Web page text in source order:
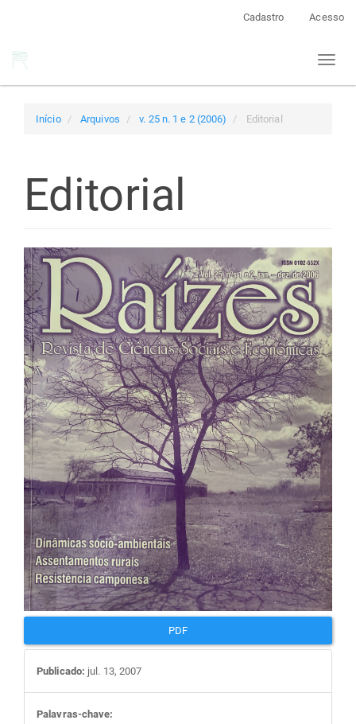
Cadastro Acesso
Toggle
Início Arquivos v. 25 n. 1 e 2 (2006) Editorial
Editorial
Barra
lateral
de
artigos
PDF
Publicado: jul. 13, 2007
Palavras-chave: